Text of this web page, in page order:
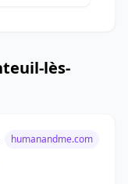
lès-
humanandme.com